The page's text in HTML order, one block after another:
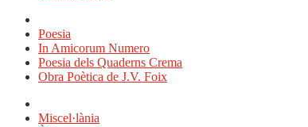
Poesia
In Amicorum Numero
Poesia dels Quaderns Crema
Obra Poètica de J.V. Foix
Miscel·lània